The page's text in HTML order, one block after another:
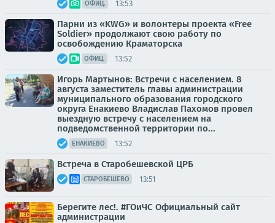
ОФИЦ. 13:53
Парни из «KWG» и волонтеры проекта «Free
Soldier» продолжают свою работу по
освобождению Краматорска
ОФИЦ. 13:52
Игорь Мартынов: Встречи с населением. 8
августа заместитель главы администрации
муниципального образования городского
округа Енакиево Владислав Пахомов провел
выездную встречу с населением на
подведомственной территории по...
ЕНАКИЕВО 13:52
Встреча в Старобешевской ЦРБ
СТАРОБЕШЕВО 13:51
Берегите лес!. #ГОиЧС Официальный сайт
администрации